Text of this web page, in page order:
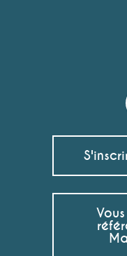
Grand Marché
Marché des Anses